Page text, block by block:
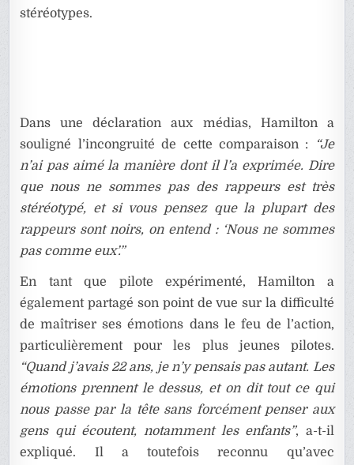
stéréotypes.
Dans une déclaration aux médias, Hamilton a
souligné l’incongruité de cette comparaison :
“Je
n’ai pas aimé la manière dont il l’a exprimée. Dire
que nous ne sommes pas des rappeurs est très
stéréotypé, et si vous pensez que la plupart des
rappeurs sont noirs, on entend : ‘Nous ne sommes
pas comme eux’.”
En tant que pilote expérimenté, Hamilton a
également partagé son point de vue sur la difficulté
de maîtriser ses émotions dans le feu de l’action,
particulièrement pour les plus jeunes pilotes.
“Quand j’avais 22 ans, je n’y pensais pas autant. Les
émotions prennent le dessus, et on dit tout ce qui
nous passe par la tête sans forcément penser aux
gens qui écoutent, notamment les enfants”, a-t-il
expliqué. Il a toutefois reconnu qu’avec